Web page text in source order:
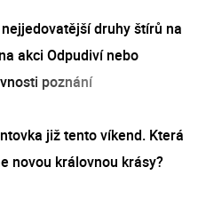
druhy štírů na
akci Odpudiví nebo
poznání
již tento víkend. Která
novou královnou krásy?